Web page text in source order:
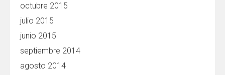
octubre 2015
julio 2015
junio 2015
septiembre 2014
agosto 2014